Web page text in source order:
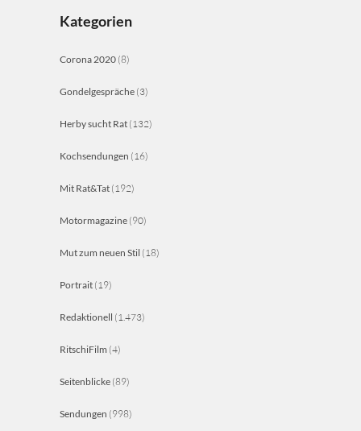
Kategorien
Corona 2020 (8)
Gondelgespräche (3)
Herby sucht Rat (132)
Kochsendungen (16)
Mit Rat&Tat (192)
Motormagazine (90)
Mut zum neuen Stil (18)
Portrait (19)
Redaktionell (1.473)
RitschiFilm (4)
Seitenblicke (89)
Sendungen (998)